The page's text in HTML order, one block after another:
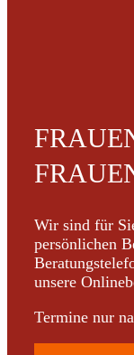
Wir sind für
persönlichen
unsere
Termine nur